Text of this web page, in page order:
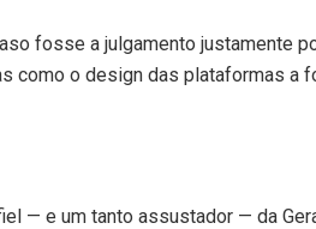
fosse a julgamento justamente
como o design das plataformas a
— e um tanto assustador — da